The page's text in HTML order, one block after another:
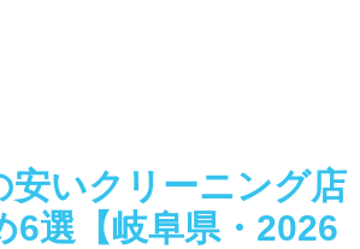
安いクリーニング店
6選【岐阜県・2026